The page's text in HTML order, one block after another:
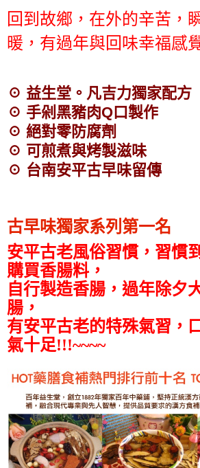
回到故鄉，在外的辛苦，
暖，有過年與回味幸福感
☉ 益生堂。凡吉力獨家配方
☉ 手剁黑豬肉Q口製作
☉ 絕對零防腐劑
☉ 可煎煮與烤製滋味
☉ 台南安平古早味留傳
古早味獨家系列第一名
安平古老風俗習慣，習慣
購買香腸料，
自行製造香腸，過年除夕
腸，
有安平古老的特殊氣習，
氣十足!!!~~~~